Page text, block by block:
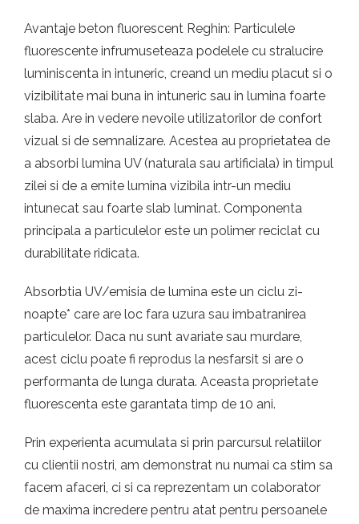
Avantaje beton fluorescent Reghin: Particulele
fluorescente infrumuseteaza podelele cu stralucire
luminiscenta in intuneric, creand un mediu placut si o
vizibilitate mai buna in intuneric sau in lumina foarte
slaba. Are in vedere nevoile utilizatorilor de confort
vizual si de semnalizare. Acestea au proprietatea de
a absorbi lumina UV (naturala sau artificiala) in timpul
zilei si de a emite lumina vizibila intr-un mediu
intunecat sau foarte slab luminat. Componenta
principala a particulelor este un polimer reciclat cu
durabilitate ridicata.
Absorbtia UV/emisia de lumina este un ciclu zi-
noapte* care are loc fara uzura sau imbatranirea
particulelor. Daca nu sunt avariate sau murdare,
acest ciclu poate fi reprodus la nesfarsit si are o
performanta de lunga durata. Aceasta proprietate
fluorescenta este garantata timp de 10 ani.
Prin experienta acumulata si prin parcursul relatiilor
cu clientii nostri, am demonstrat nu numai ca stim sa
facem afaceri, ci si ca reprezentam un colaborator
de maxima incredere pentru atat pentru persoanele